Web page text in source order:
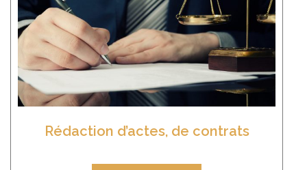
Rédaction d’actes, de contrats